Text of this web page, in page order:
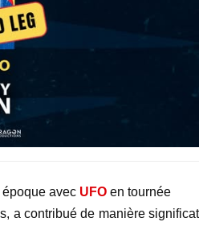
avec UFO en tournée
a contribué de manière